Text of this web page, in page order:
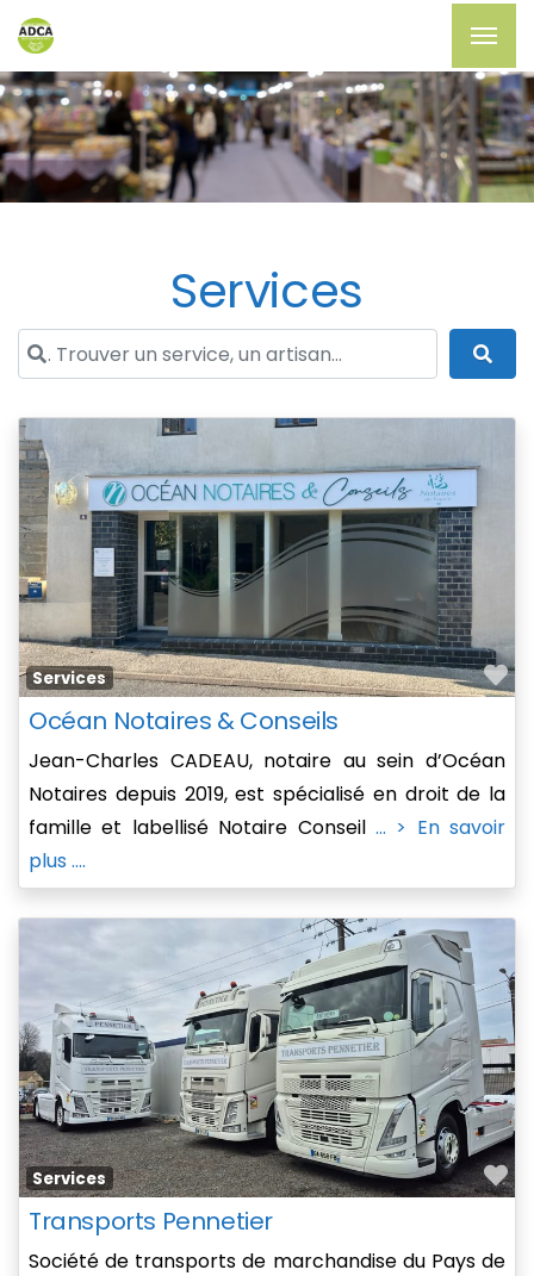
Services
. Trouver un service, un artisan...
Services
Océan Notaires & Conseils
Jean-Charles CADEAU, notaire au sein d’Océan
Notaires depuis 2019, est spécialisé en droit de la
famille et labellisé Notaire Conseil ... > En savoir
plus ....
Services
Transports Pennetier
Société de transports de marchandise du Pays de